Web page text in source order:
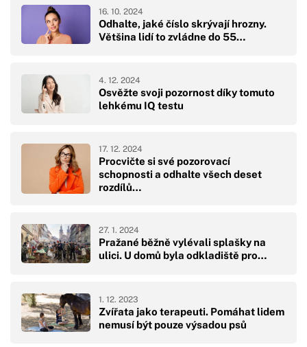
Odhalte, jaké číslo skrývají hrozny.
Většina lidí to zvládne do 55…
16. 10. 2024
Osvěžte svoji pozornost díky tomuto
lehkému IQ testu
4. 12. 2024
Procvičte si své pozorovací
schopnosti a odhalte všech deset
rozdílů…
17. 12. 2024
Pražané běžně vylévali splašky na
ulici. U domů byla odkladiště pro…
27. 1. 2024
Zvířata jako terapeuti. Pomáhat lidem
nemusí být pouze výsadou psů
1. 12. 2023